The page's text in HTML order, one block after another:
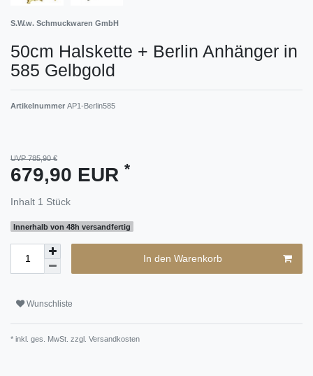
S.W.w. Schmuckwaren GmbH
50cm Halskette + Berlin Anhänger in
585 Gelbgold
Artikelnummer AP1-Berlin585
UVP 785,90 €
679,90 EUR *
Inhalt 1 Stück
Innerhalb von 48h versandfertig
In den Warenkorb
Wunschliste
* inkl. ges. MwSt. zzgl. Versandkosten